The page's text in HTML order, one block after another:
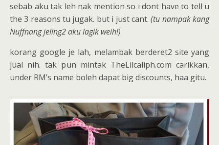
sebab aku tak leh nak mention so i dont have to tell u
the 3 reasons tu jugak. but i just cant.(tu nampak kang
Nuffnang jeling2 aku lagik weih!)
korang google je lah, melambak berderet2 site yang
jual nih. tak pun mintak TheLilcaliph.com carikkan,
under RM’s name boleh dapat big discounts, haa gitu.